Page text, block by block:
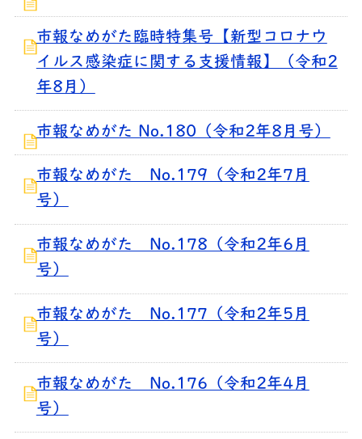
市報なめがた臨時特集号【新型コロナウ
イルス感染症に関する支援情報】（令和2
年8月）
市報なめがた No.180（令和2年8月号）
市報なめがた No.179（令和2年7月
号）
市報なめがた No.178（令和2年6月
号）
市報なめがた No.177（令和2年5月
号）
市報なめがた No.176（令和2年4月
号）